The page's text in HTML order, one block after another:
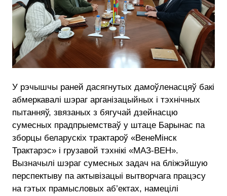
У рэчышчы раней дасягнутых дамоўленасцяў бакі
абмеркавалі шэраг арганізацыйных і тэхнічных
пытанняў, звязаных з бягучай дзейнасцю
сумесных прадпрыемстваў у штаце Барынас па
зборцы беларускіх трактароў «ВенеМінск
Трактарэс» і грузавой тэхнікі «МАЗ-ВЕН».
Вызначылі шэраг сумесных задач на бліжэйшую
перспектыву па актывізацыі вытворчага працэсу
на гэтых прамысловых аб’ектах, намецілі